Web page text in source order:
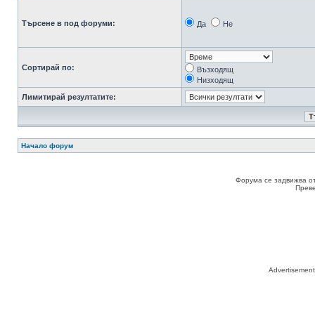
Търсене в под форуми: Да Не
Сортирай по:
Възходящ
Низходящ
Лимитирай резултатите:
Начало форум
Форума се задвижва